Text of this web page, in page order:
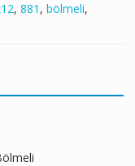
, 881 , bölmeli,